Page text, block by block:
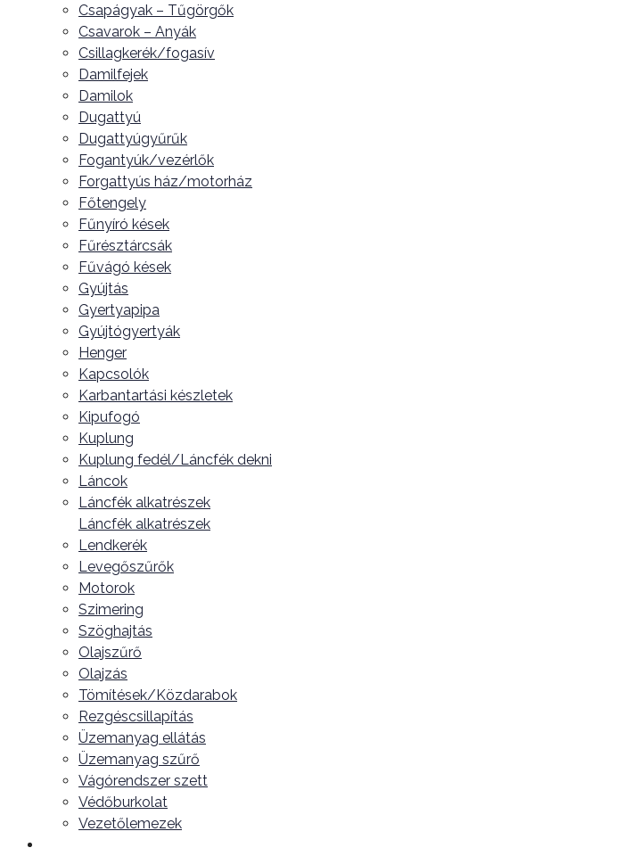
Csapágyak – Tűgörgők
Csavarok – Anyák
Csillagkerék/fogasív
Damilfejek
Damilok
Dugattyú
Dugattyúgyűrűk
Fogantyúk/vezérlők
Forgattyús ház/motorház
Főtengely
Fűnyíró kések
Fűrésztárcsák
Fűvágó kések
Gyújtás
Gyertyapipa
Gyújtógyertyák
Henger
Kapcsolók
Karbantartási készletek
Kipufogó
Kuplung
Kuplung fedél/Láncfék dekni
Láncok
Láncfék alkatrészek
Láncfék alkatrészek
Lendkerék
Levegőszűrők
Motorok
Szimering
Szöghajtás
Olajszűrő
Olajzás
Tömítések/Közdarabok
Rezgéscsillapítás
Üzemanyag ellátás
Üzemanyag szűrő
Vágórendszer szett
Védőburkolat
Vezetőlemezek